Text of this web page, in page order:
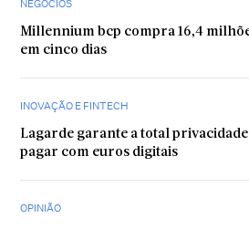
NEGÓCIOS
Millennium bcp compra 16,4
em cinco dias
INOVAÇÃO E FINTECH
Lagarde garante a total
pagar com euros digitais
OPINIÃO